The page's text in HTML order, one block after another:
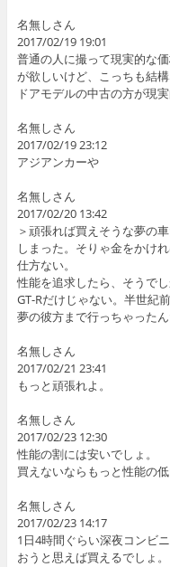
名無しさん
2017/02/19 19:01
普通の人に撮って現実的な
が欲しいけど、こっちも結
ドアモデルの中古の方が現
名無しさん
2017/02/19 23:12
アジアンカーや
名無しさん
2017/02/20 13:42
＞頑張れば買えそうな夢の
しまった。そりゃ金をかけ
仕方ない。
性能を追求したら、そうでし
GT-Rだけじゃない。半世紀
夢の彼方まで行っちゃったん
名無しさん
2017/02/21 23:41
もっと頑張れよ。
名無しさん
2017/02/23 12:30
性能の割には安いでしょ。
買えないならもっと性能の
名無しさん
2017/02/23 14:17
1日4時間ぐらい深夜コンビ
おうと思えば買えるでしょ。